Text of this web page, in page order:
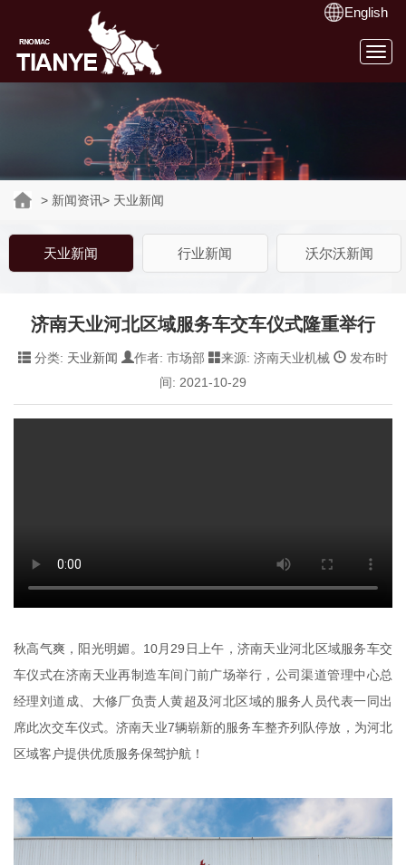
English
> 新闻资讯> 天业新闻
天业新闻 行业新闻 沃尔沃新闻
济南天业河北区域服务车交车仪式隆重举行
分类: 天业新闻 作者: 市场部 来源: 济南天业机械
发布时
间: 2021-10-29
秋高气爽，阳光明媚。10月29日上午，济南天业河北区域服务车交
车仪式在济南天业再制造车间门前广场举行，公司渠道管理中心总
经理刘道成、大修厂负责人黄超及河北区域的服务人员代表一同出
席此次交车仪式。济南天业7辆崭新的服务车整齐列队停放，为河北
区域客户提供优质服务保驾护航！